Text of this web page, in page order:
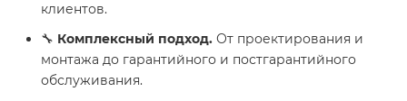
клиентов.
🔧 Комплексный подход. От проектирования и
монтажа до гарантийного и постгарантийного
обслуживания.